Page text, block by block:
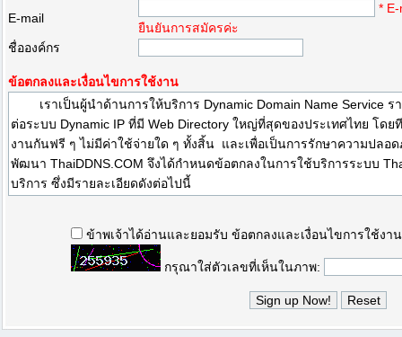
E-mail
*
ยืนยันการสมัครค่ะ
ชื่อองค์กร
ข้อตกลงและเงื่อนไขการใช้งาน
ข้าพเจ้าได้อ่านและยอมรับ ข้อตกลงและเงื่อนไขการใช้งาน
กรุณาใส่ตัวเลขที่เห็นในภาพ: